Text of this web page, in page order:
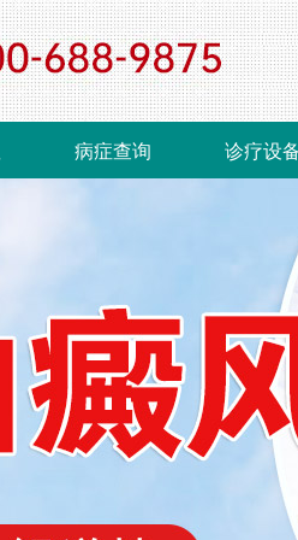
病症查询 诊疗设